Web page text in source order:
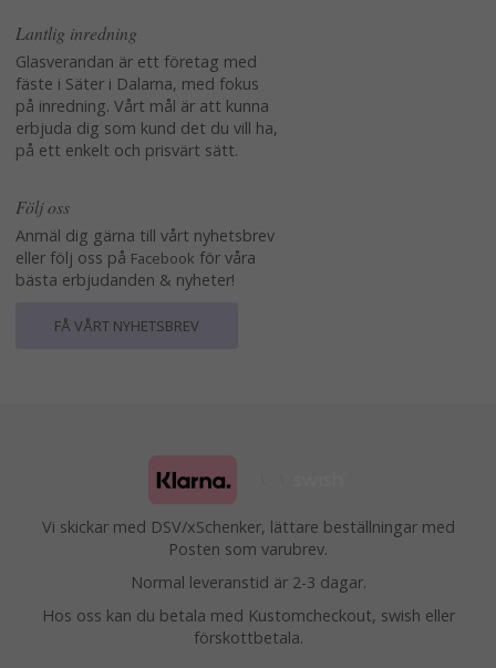
Lantlig inredning
Glasverandan är ett företag med
fäste i Säter i Dalarna, med fokus
på inredning. Vårt mål är att kunna
erbjuda dig som kund det du vill ha,
på ett enkelt och prisvärt sätt.
Följ oss
Anmäl dig gärna till vårt nyhetsbrev
eller följ oss på Facebook för våra
bästa erbjudanden & nyheter!
FÅ VÅRT NYHETSBREV
Vi skickar med DSV/xSchenker, lättare beställningar med
Posten som varubrev.
Normal leveranstid är 2-3 dagar.
Hos oss kan du betala med Kustomcheckout, swish eller
förskottbetala.